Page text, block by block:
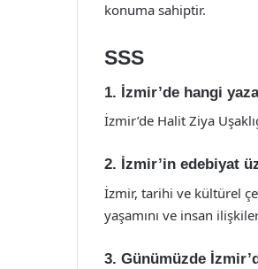
konuma sahiptir.
SSS
1. İzmir’de hangi
İzmir’de Halit Ziya
2. İzmir’in edebiyat
İzmir, tarihi ve kültürel
yaşamını ve insan
3. Günümüzde